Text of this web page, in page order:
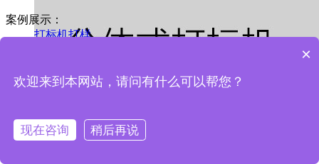
案例展示：
打标机打样
×
欢迎来到本网站，请问有什么可以帮您？
现在咨询 稍后再说